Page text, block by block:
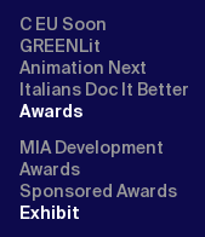
C EU Soon
GREENLit
Animation Next
Italians Doc It Better
Awards
MIA Development
Awards
Sponsored Awards
Exhibit